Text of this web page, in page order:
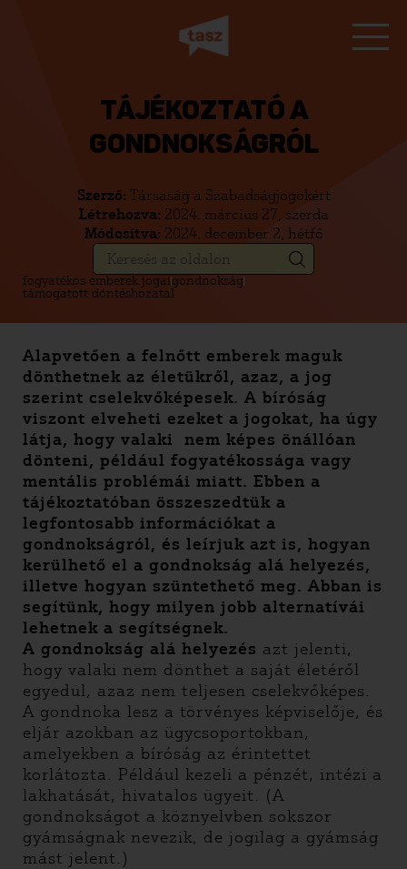
TÁJÉKOZTATÓ A
GONDNOKSÁGRÓL
Szerző: Társaság a Szabadságjogokért
Létrehozva: 2024. március 27, szerda
Módosítva: 2024. december 2, hétfő
fogyatékos emberek jogaigondnokság
támogatott döntéshozatal
Alapvetően a felnőtt emberek maguk
dönthetnek az életükről, azaz, a jog
szerint cselekvőképesek. A bíróság
viszont elveheti ezeket a jogokat, ha úgy
látja, hogy valaki nem képes önállóan
dönteni, például fogyatékossága vagy
mentális problémái miatt. Ebben a
tájékoztatóban összeszedtük a
legfontosabb információkat a
gondnokságról, és leírjuk azt is, hogyan
kerülhető el a gondnokság alá helyezés,
illetve hogyan szüntethető meg. Abban is
segítünk, hogy milyen jobb alternatívái
lehetnek a segítségnek.
A gondnokság alá helyezés azt jelenti,
hogy valaki nem dönthet a saját életéről
egyedül, azaz nem teljesen cselekvőképes.
A gondnoka lesz a törvényes képviselője, és
eljár azokban az ügycsoportokban,
amelyekben a bíróság az érintettet
korlátozta. Például kezeli a pénzét, intézi a
lakhatását, hivatalos ügyeit. (A
gondnokságot a köznyelvben sokszor
gyámságnak nevezik, de jogilag a gyámság
mást jelent.)